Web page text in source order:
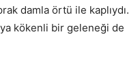
damla örtü ile kaplıydı.
kökenli bir geleneği de